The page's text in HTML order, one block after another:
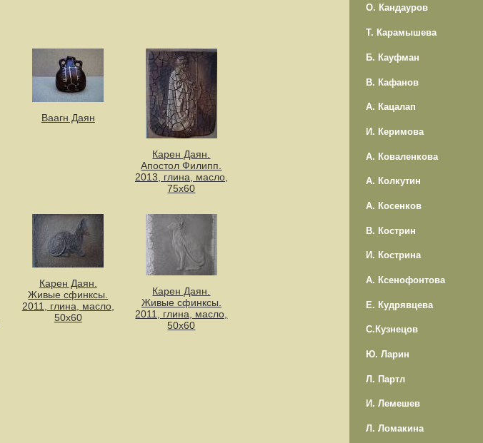
Ваагн Даян
Карен Даян.
Апостол Филипп.
2013, глина, масло,
75х60
Карен Даян.
Живые сфинксы.
2011, глина, масло,
50х60
Карен Даян.
Живые сфинксы.
2011, глина, масло,
50х60
О. Кандауров
Т. Карамышева
Б. Кауфман
В. Кафанов
А. Кацалап
И. Керимова
А. Коваленкова
А. Колкутин
А. Косенков
В. Кострин
И. Кострина
А. Ксенофонтова
Е. Кудрявцева
С.Кузнецов
Ю. Ларин
Л. Партл
И. Лемешев
Л. Ломакина